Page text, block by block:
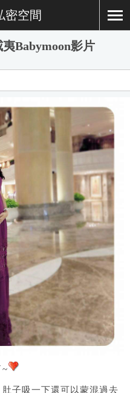
密空間
Babymoon影片
~
子吸一下還可以蒙混過去